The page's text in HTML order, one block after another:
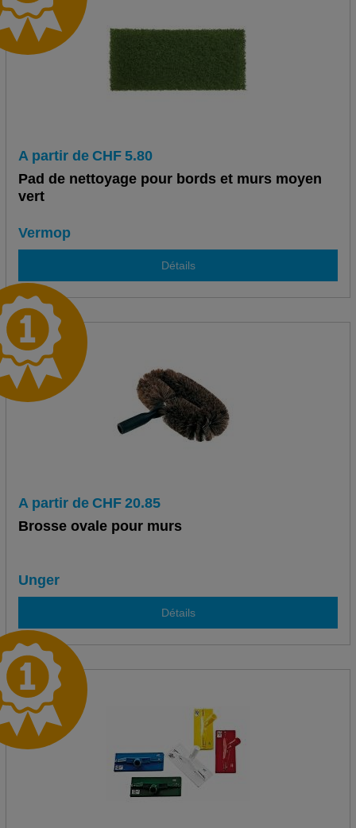
A partir de CHF 5.80
Pad de nettoyage pour bords et murs moyen
vert
Vermop
Détails
A partir de CHF 20.85
Brosse ovale pour murs
Unger
Détails